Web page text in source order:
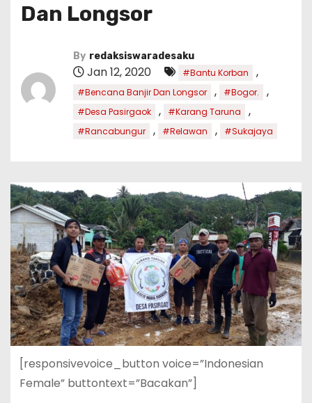
Dan Longsor
By redaksiswaradesaku
Jan 12, 2020 #Bantu Korban ,
#Bencana Banjir Dan Longsor , #Bogor. ,
#Desa Pasirgaok , #Karang Taruna ,
#Rancabungur , #Relawan , #Sukajaya
[responsivevoice_button voice=”Indonesian
Female” buttontext=”Bacakan”]